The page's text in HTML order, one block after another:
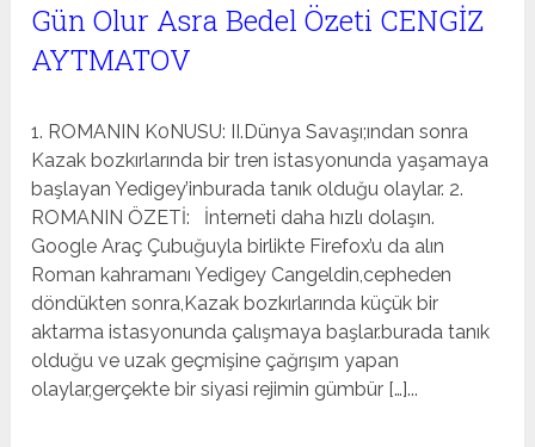
Gün Olur Asra Bedel Özeti CENGİZ
AYTMATOV
1. ROMANIN K0NUSU: II.Dünya Savaşı;ından sonra
Kazak bozkırlarında bir tren istasyonunda yaşamaya
başlayan Yedigey’inburada tanık olduğu olaylar. 2.
ROMANIN ÖZETİ: İnterneti daha hızlı dolaşın.
Google Araç Çubuğuyla birlikte Firefox’u da alın
Roman kahramanı Yedigey Cangeldin,cepheden
döndükten sonra,Kazak bozkırlarında küçük bir
aktarma istasyonunda çalışmaya başlar.burada tanık
olduğu ve uzak geçmişine çağrışım yapan
olaylar,gerçekte bir siyasi rejimin gümbür […]...